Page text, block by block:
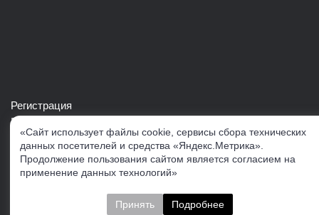
Регистрация
Войти в свой аккаунт
Скачать каталог продукции VERTUL
Следите за нами
«Сайт использует файлы cookie, сервисы сбора технических
данных посетителей и средства «Яндекс.Метрика».
Продолжение пользования сайтом является согласием на
применение данных технологий»
Принять Подробнее